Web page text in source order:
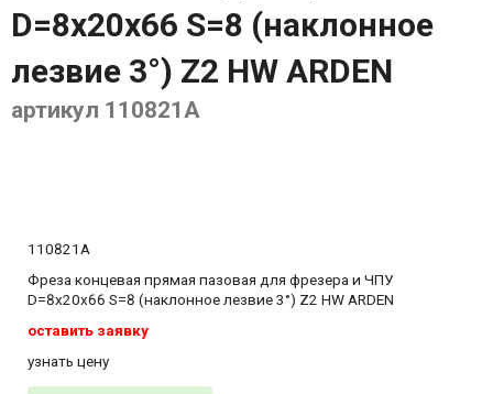
D=8x20x66 S=8 (наклонное
лезвие 3°) Z2 HW ARDEN
артикул 110821A
110821A
Фреза концевая прямая пазовая для фрезера и ЧПУ
D=8x20x66 S=8 (наклонное лезвие 3°) Z2 HW ARDEN
оставить заявку
узнать цену